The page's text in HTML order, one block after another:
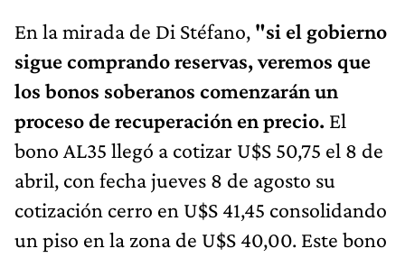
En la mirada de Di Stéfano, "si el gobierno
sigue comprando reservas, veremos que
los bonos soberanos comenzarán un
proceso de recuperación en precio. El
bono AL35 llegó a cotizar U$S 50,75 el 8 de
abril, con fecha jueves 8 de agosto su
cotización cerro en U$S 41,45 consolidando
un piso en la zona de U$S 40,00. Este bono